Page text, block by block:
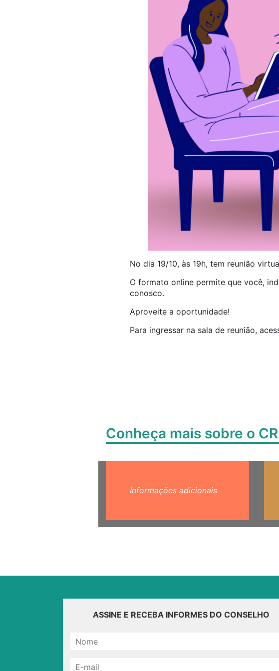
No dia 19/10, às 19h, tem reunião
O formato online permite que você,
conosco.
Aproveite a oportunidade!
Para ingressar na sala de reunião,
Conheça mais sobre o
Informações adicionais
ASSINE E RECEBA INFORMES DO CONSELHO